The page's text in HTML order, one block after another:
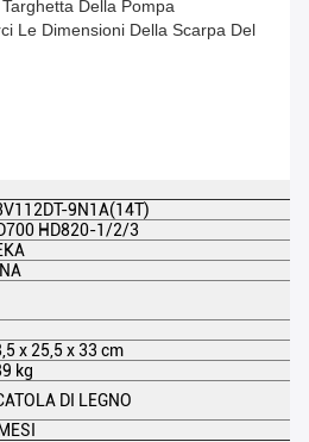
Della Pompa
Le Dimensioni Della Scarpa Del
9N1A(14T)
HD820-1/2/3
x 25,5 x 33 cm
kg
DI LEGNO